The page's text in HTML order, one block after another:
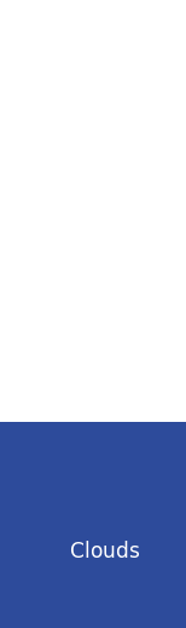
Clouds